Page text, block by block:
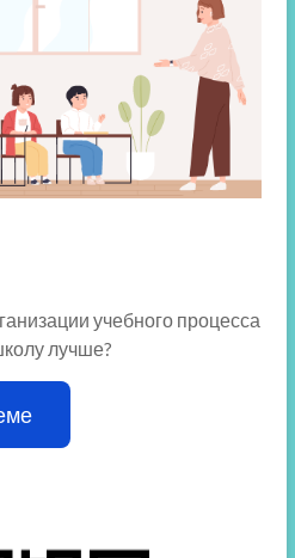
учебного процесса
лучше?